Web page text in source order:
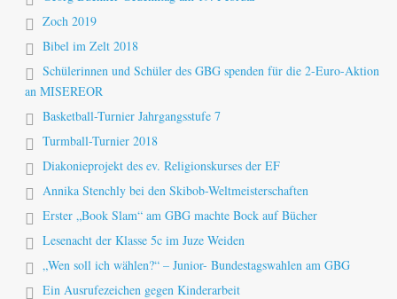
Zoch 2019
Bibel im Zelt 2018
Schülerinnen und Schüler des GBG spenden für die 2-Euro-Aktion
an MISEREOR
Basketball-Turnier Jahrgangsstufe 7
Turmball-Turnier 2018
Diakonieprojekt des ev. Religionskurses der EF
Annika Stenchly bei den Skibob-Weltmeisterschaften
Erster „Book Slam“ am GBG machte Bock auf Bücher
Lesenacht der Klasse 5c im Juze Weiden
„Wen soll ich wählen?“ – Junior- Bundestagswahlen am GBG
Ein Ausrufezeichen gegen Kinderarbeit